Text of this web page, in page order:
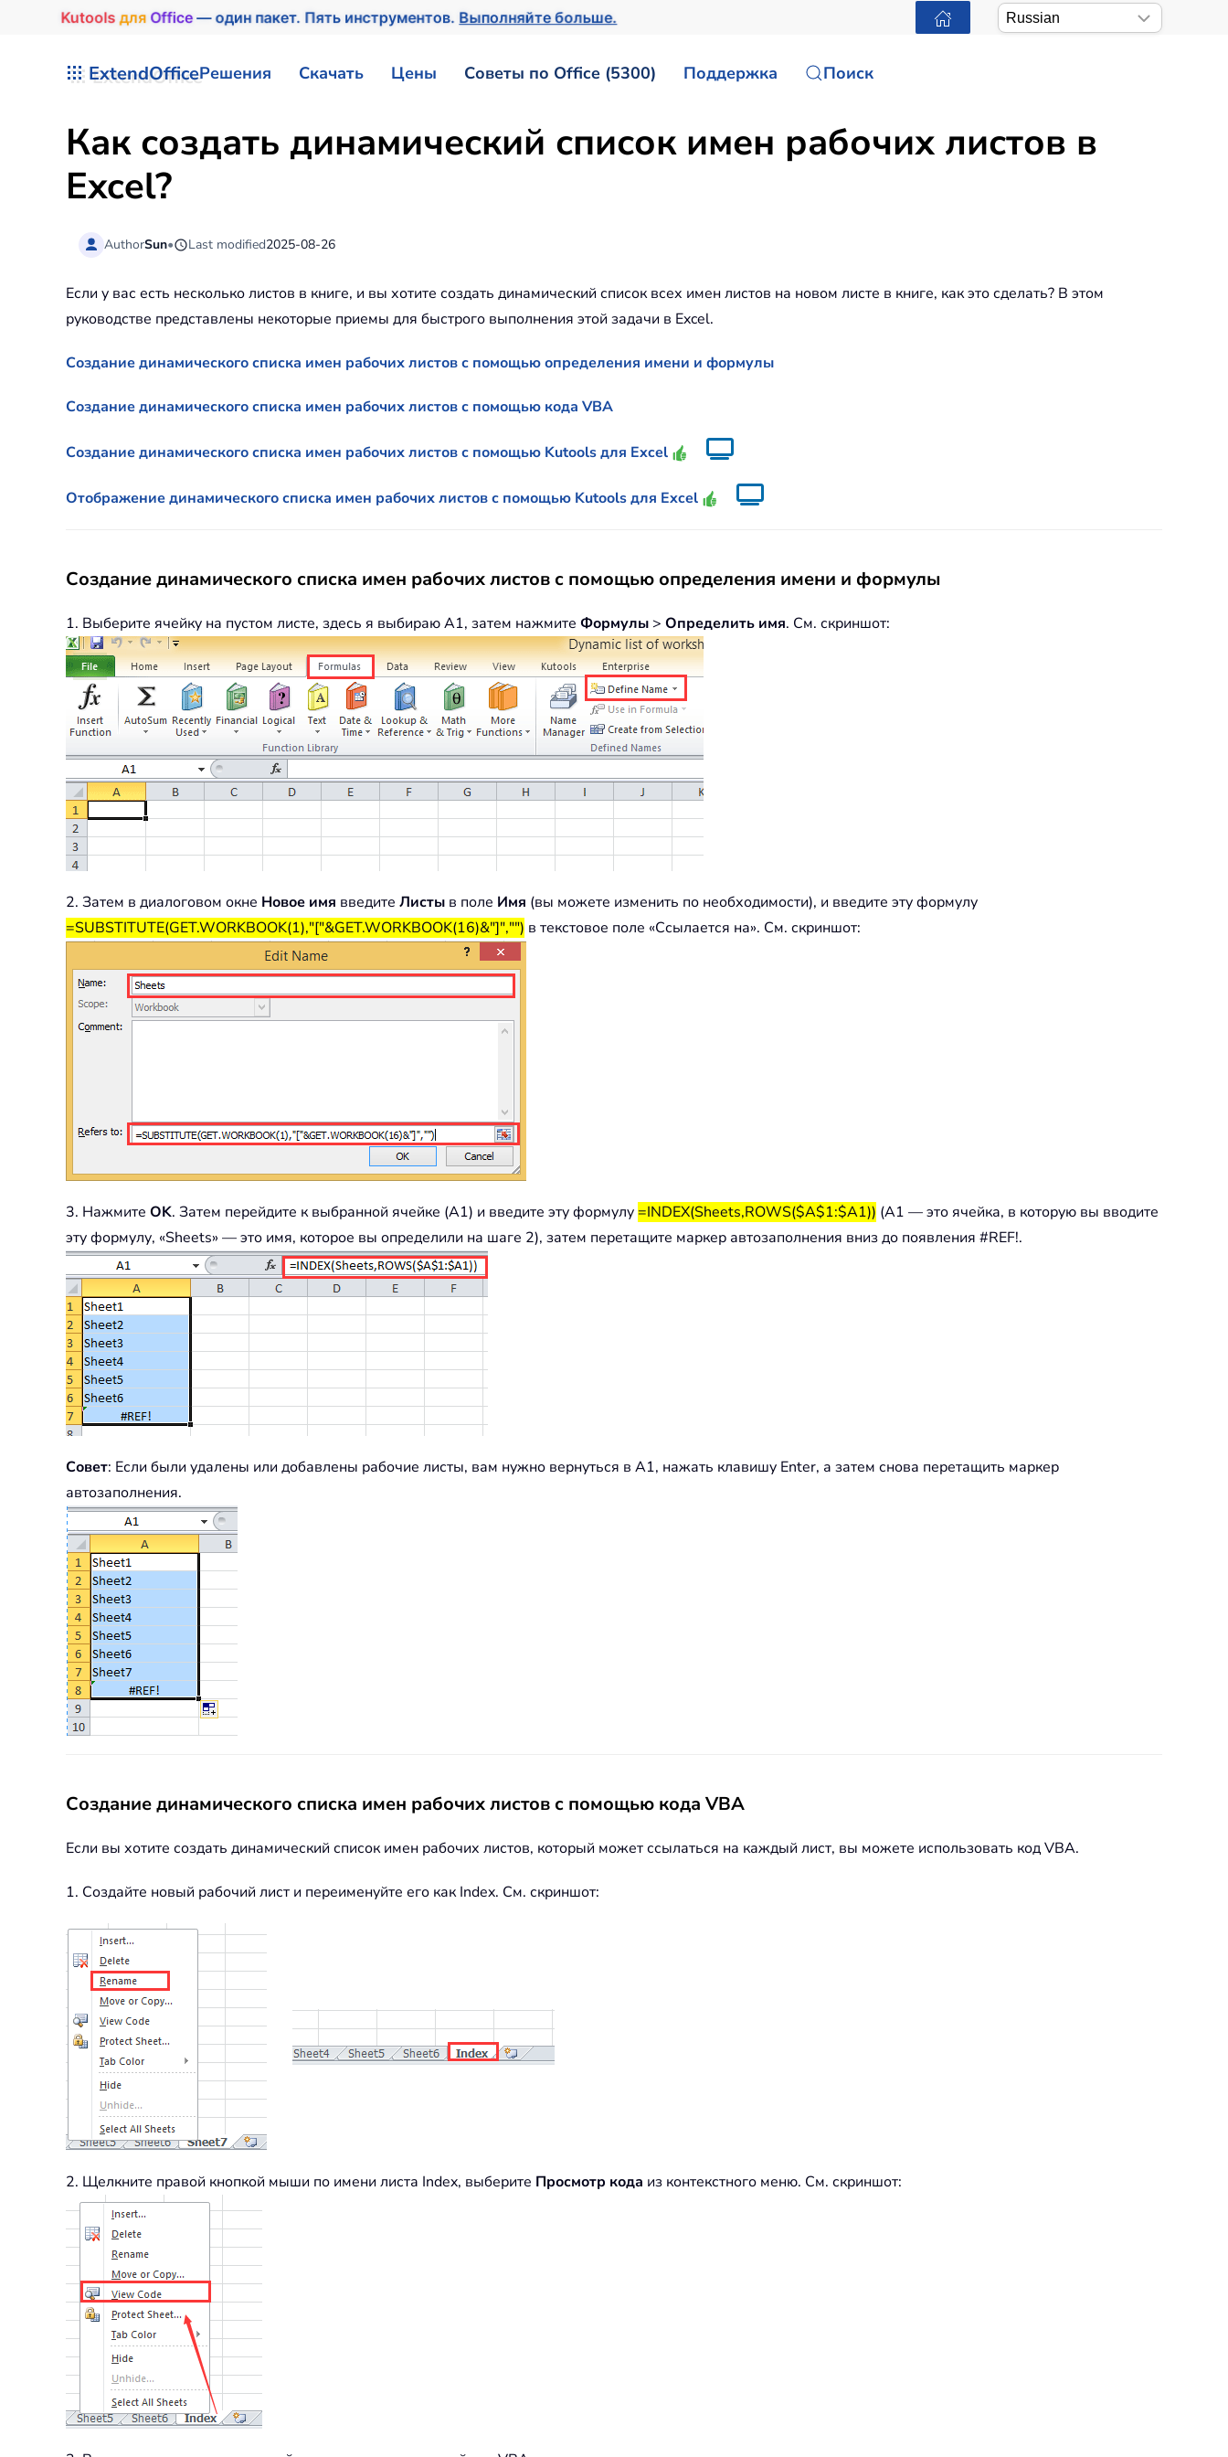
Kutools для Office— один пакет. Пять инструментов.Выполняйте больше.
ExtendOfficeРешения Скачать Цены Советы по Office (5300) Поддержка Поиск
Как создать динамический список имен рабочих листов в
Excel?
AuthorSun• Last modified2025-08-26
Если у вас есть несколько листов в книге, и вы хотите создать динамический список всех имен листов на новом листе в книге, как это сделать? В этом
руководстве представлены некоторые приемы для быстрого выполнения этой задачи в Excel.
Создание динамического списка имен рабочих листов с помощью определения имени и формулы
Создание динамического списка имен рабочих листов с помощью кода VBA
Создание динамического списка имен рабочих листов с помощью Kutools для Excel
Отображение динамического списка имен рабочих листов с помощью Kutools для Excel
Создание динамического списка имен рабочих листов с помощью определения имени и формулы
1. Выберите ячейку на пустом листе, здесь я выбираю A1, затем нажмите Формулы > Определить имя. См. скриншот:
2. Затем в диалоговом окне Новое имя введите Листы в поле Имя (вы можете изменить по необходимости), и введите эту формулу
=SUBSTITUTE(GET.WORKBOOK(1),"["&GET.WORKBOOK(16)&"]","") в текстовое поле «Ссылается на». См. скриншот:
3. Нажмите OK. Затем перейдите к выбранной ячейке (A1) и введите эту формулу =INDEX(Sheets,ROWS($A$1:$A1)) (A1 — это ячейка, в которую вы вводите
эту формулу, «Sheets» — это имя, которое вы определили на шаге 2), затем перетащите маркер автозаполнения вниз до появления #REF!.
Совет: Если были удалены или добавлены рабочие листы, вам нужно вернуться в A1, нажать клавишу Enter, а затем снова перетащить маркер
автозаполнения.
Создание динамического списка имен рабочих листов с помощью кода VBA
Если вы хотите создать динамический список имен рабочих листов, который может ссылаться на каждый лист, вы можете использовать код VBA.
1. Создайте новый рабочий лист и переименуйте его как Index. См. скриншот:
2. Щелкните правой кнопкой мыши по имени листа Index, выберите Просмотр кода из контекстного меню. См. скриншот: